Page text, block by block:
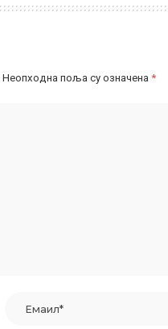
Неопходна поља су означена *